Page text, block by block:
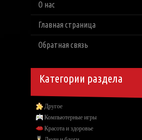
О нас
Главная страница
Обратная связь
Категории раздела
Другое
Компьютерные игры
Красота и здоровье